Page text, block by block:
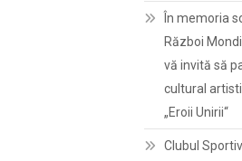
În memoria
Război
vă invită să
cultural
„Eroii Unirii“
Clubul